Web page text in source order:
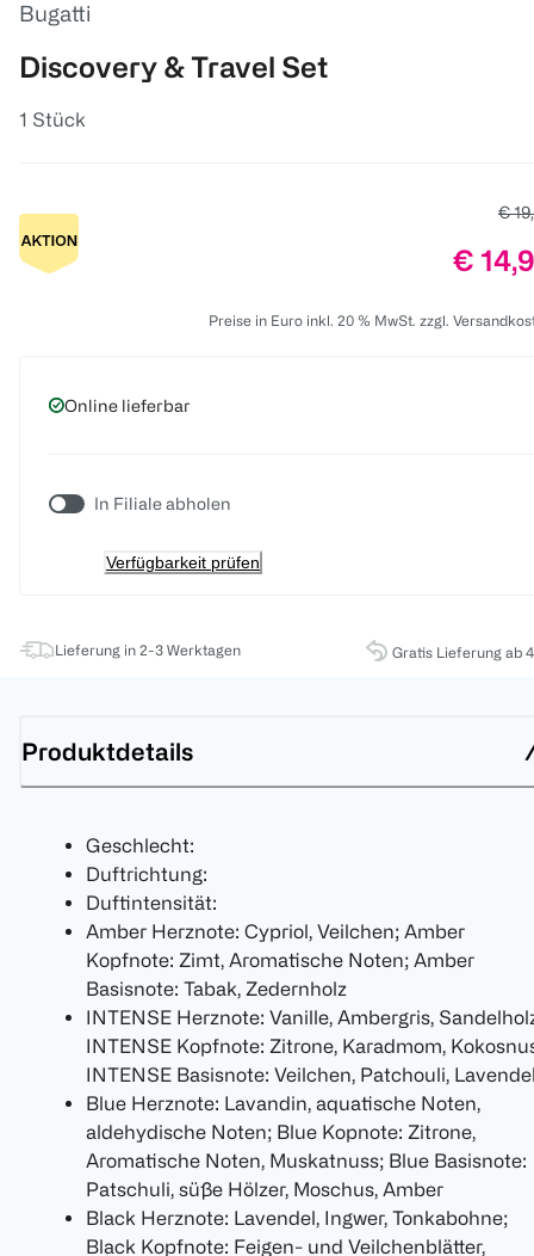
Bugatti
Discovery & Travel Set
1 Stück
€
Preis:
€
Preise in Euro inkl. 20 % MwSt. zzgl.
Online lieferbar
In Filiale abholen
Verfügbarkeit prüfen
Lieferung in 2-3 Werktagen Gratis Lieferung ab
Produktdetails
Geschlecht:
Duftrichtung:
Duftintensität:
Amber Herznote: Cypriol, Veilchen; Amber
Kopfnote: Zimt, Aromatische Noten; Amber
Basisnote: Tabak, Zedernholz
INTENSE Herznote: Vanille, Ambergris,
INTENSE Kopfnote: Zitrone, Karadmom,
INTENSE Basisnote: Veilchen, Patchouli,
Blue Herznote: Lavandin, aquatische Noten,
aldehydische Noten; Blue Kopnote: Zitrone,
Aromatische Noten, Muskatnuss; Blue Basisnote:
Patschuli, süße Hölzer, Moschus, Amber
Black Herznote: Lavendel, Ingwer, Tonkabohne;
Black Kopfnote: Feigen- und Veilchenblätter,